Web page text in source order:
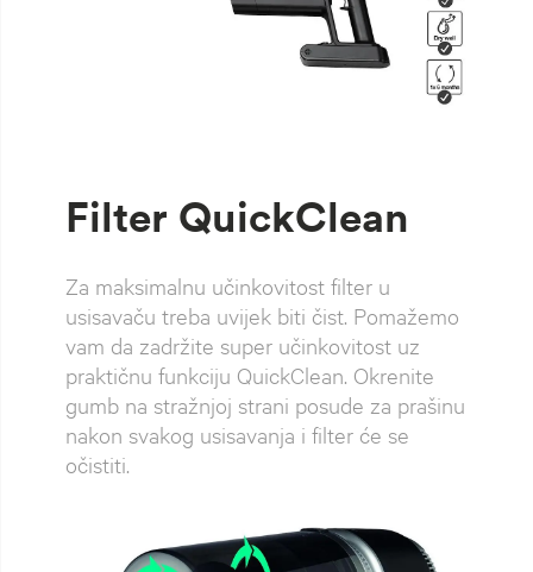
Filter QuickClean
Za maksimalnu učinkovitost filter u
usisavaču treba uvijek biti čist. Pomažemo
vam da zadržite super učinkovitost uz
praktičnu funkciju QuickClean. Okrenite
gumb na stražnjoj strani posude za prašinu
nakon svakog usisavanja i filter će se
očistiti.